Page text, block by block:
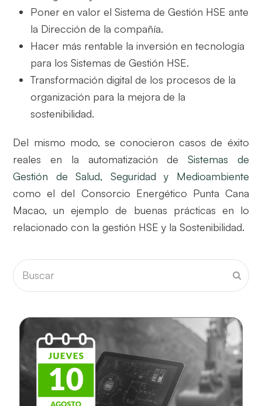
Poner en valor el Sistema de Gestión HSE ante
la Dirección de la compañía.
Hacer más rentable la inversión en tecnología
para los Sistemas de Gestión HSE.
Transformación digital de los procesos de la
organización para la mejora de la
sostenibilidad.
Del mismo modo, se conocieron casos de éxito
reales en la automatización de Sistemas de
Gestión de Salud, Seguridad y Medioambiente
como el del Consorcio Energético Punta Cana
Macao, un ejemplo de buenas prácticas en lo
relacionado con la gestión HSE y la Sostenibilidad.
Buscar